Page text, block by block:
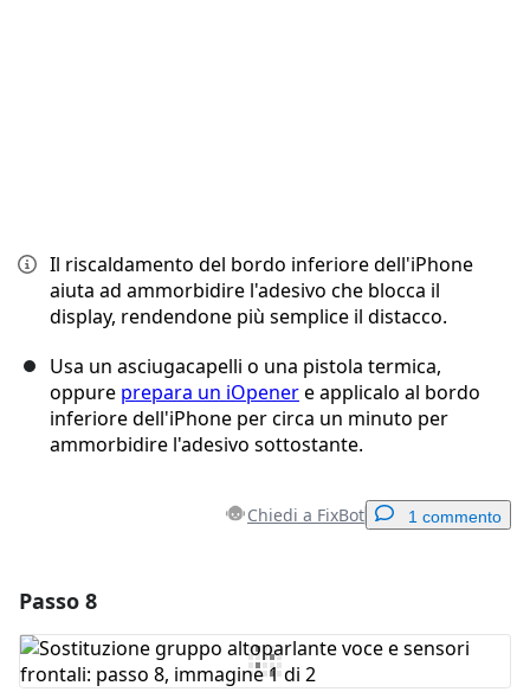
Il riscaldamento del bordo inferiore dell'iPhone
aiuta ad ammorbidire l'adesivo che blocca il
display, rendendone più semplice il distacco.
Usa un asciugacapelli o una pistola termica,
oppure prepara un iOpenere applicalo al bordo
inferiore dell'iPhone per circa un minuto per
ammorbidire l'adesivo sottostante.
Chiedi a FixBot 1 commento
Aggiungi Commento
Passo 8